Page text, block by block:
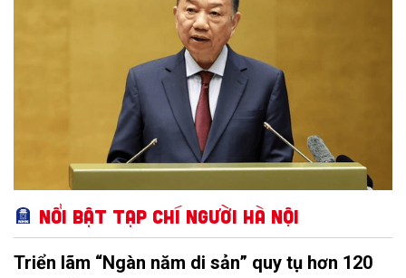
Nổi bật Tạp chí Người Hà Nội
Triển lãm “Ngàn năm di sản” quy tụ hơn 120